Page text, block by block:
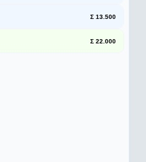
Σ 13.500
Σ 22.000